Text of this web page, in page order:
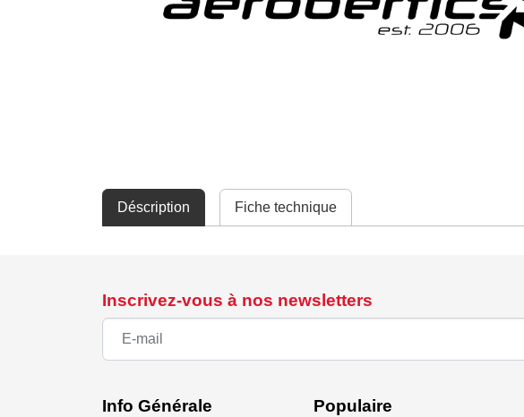
Déscription Fiche technique
Inscrivez-vous à nos newsletters
Info Générale Populaire